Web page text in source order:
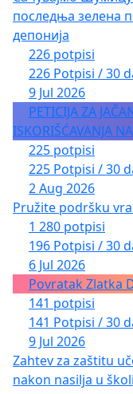
последња зелена
депонија
226 potpisi
226 Potpisi / 30
9 Jul 2026
PETICIJA ZA
ISKORIŠĆAVANJA
225 potpisi
225 Potpisi / 30
2 Aug 2026
Pružite podršku
1 280 potpisi
196 Potpisi / 30
6 Jul 2026
Povratak Zlatka
141 potpisi
141 Potpisi / 30
9 Jul 2026
Zahtev za zaštitu
nakon nasilja u školi